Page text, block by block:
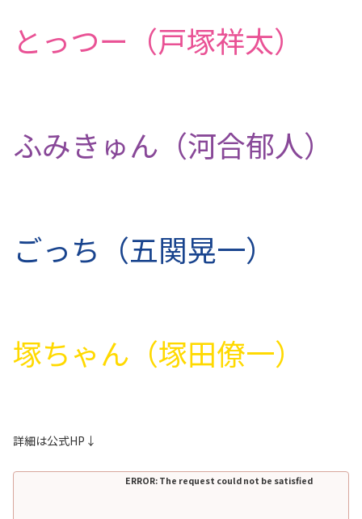
とっつー（戸塚祥太）
ふみきゅん（河合郁人）
ごっち（五関晃一）
塚ちゃん（塚田僚一）
詳細は公式HP↓
ERROR: The request could not be satisfied